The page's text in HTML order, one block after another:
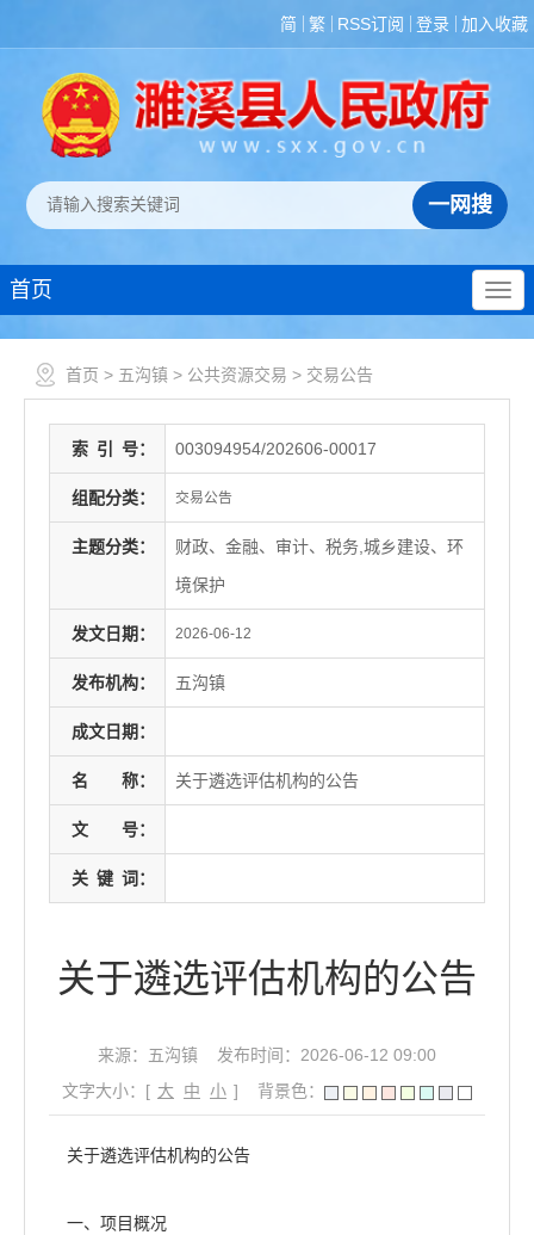
简 繁 RSS订阅 登录 加入收藏
首页
首页 > 五沟镇 > 公共资源交易 > 交易公告
索 引 号： 003094954/202606-00017
组配分类： 交易公告
主题分类：
财政、金融、审计、税务,城乡建设、环
境保护
发文日期： 2026-06-12
发布机构： 五沟镇
成文日期：
名 称： 关于遴选评估机构的公告
文 号：
关 键 词：
关于遴选评估机构的公告
来源：五沟镇
发布时间：2026-06-12 09:00
文字大小：[ 大 中 小 ] 背景色：
关于遴选评估机构的公告
一、项目概况